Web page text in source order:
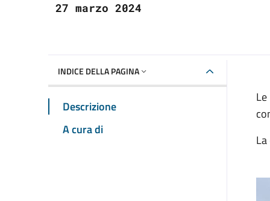
27 marzo 2024
INDICE DELLA PAGINA
Descrizione
A cura di